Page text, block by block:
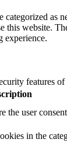
as
this website.
experience.
features
the user
in the